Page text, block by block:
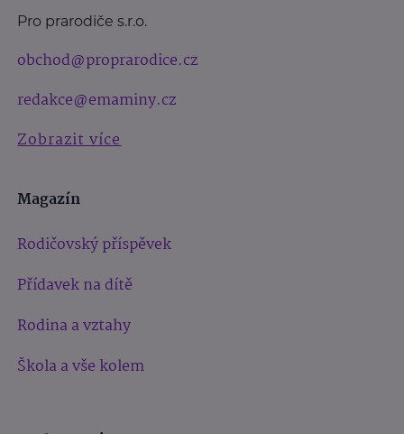
Pro prarodiče s.r.o.
obchod@proprarodice.cz
redakce@emaminy.cz
Zobrazit více
Magazín
Rodičovský příspěvek
Přídavek na dítě
Rodina a vztahy
Škola a vše kolem